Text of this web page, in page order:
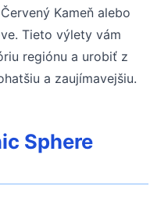
Kameň alebo
Tieto výlety vám
regiónu a urobiť z
a zaujímavejšiu.
Sphere